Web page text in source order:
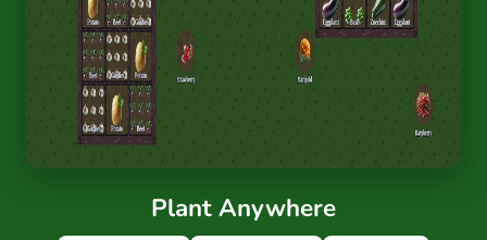
Plant Anywhere